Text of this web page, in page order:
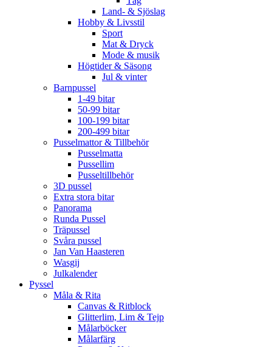
Land- & Sjöslag
Hobby & Livsstil
Sport
Mat & Dryck
Mode & musik
Högtider & Säsong
Jul & vinter
Barnpussel
1-49 bitar
50-99 bitar
100-199 bitar
200-499 bitar
Pusselmattor & Tillbehör
Pusselmatta
Pussellim
Pusseltillbehör
3D pussel
Extra stora bitar
Panorama
Runda Pussel
Träpussel
Svåra pussel
Jan Van Haasteren
Wasgij
Julkalender
Pyssel
Måla & Rita
Canvas & Ritblock
Glitterlim, Lim & Tejp
Målarböcker
Målarfärg